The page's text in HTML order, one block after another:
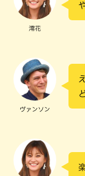
澪花
ヴァンソン